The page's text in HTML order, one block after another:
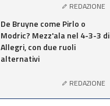
REDAZIONE
De Bruyne come Pirlo o
Modric? Mezz'ala nel 4-3-3 di
Allegri, con due ruoli
alternativi
REDAZIONE